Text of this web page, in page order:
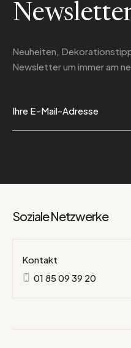
Neuheiten,
Newsletterum immer am
Soziale Netzwerke
Kontakt
01 85 09 39 20